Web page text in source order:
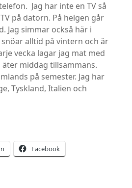
Jag har inte en TV så
på datorn. På helgen går
Jag simmar också här i
alltid på vintern och är
vecka lagar jag mat med
äter middag tillsammans.
på semester. Jag har
Tyskland, Italien och
Facebook